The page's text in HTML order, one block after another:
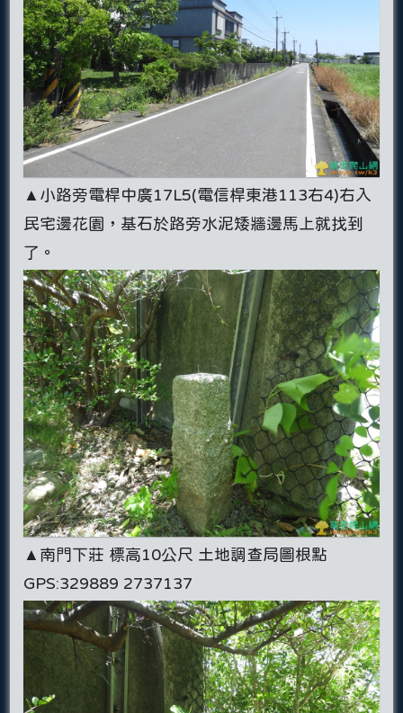
▲小路旁電桿中廣17L5(電信桿東港113右4)右入
民宅邊花園，基石於路旁水泥矮牆邊馬上就找到
了。
▲南門下莊 標高10公尺 土地調查局圖根點
GPS:329889 2737137